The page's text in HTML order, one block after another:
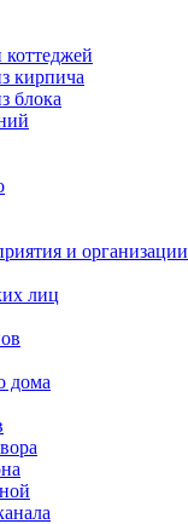
коттеджей
кирпича
блока
и организации
лиц
дома